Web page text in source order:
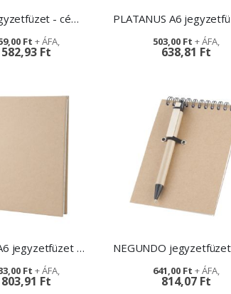
CARYA jegyzetfüzet - céges ajándék
582,93 Ft
Ft
638,81 Ft
503,00 Ft
CEDRUS A6 jegyzetfüzet - logózható reklámajándék
803,91 Ft
Ft
814,07 Ft
641,00 Ft